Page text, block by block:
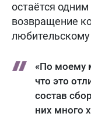
остаётся
возвращение
любительскому
«По моему
что это
состав
них много